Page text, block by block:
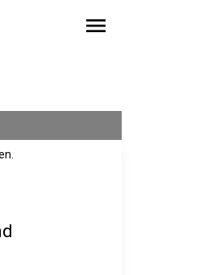
menu